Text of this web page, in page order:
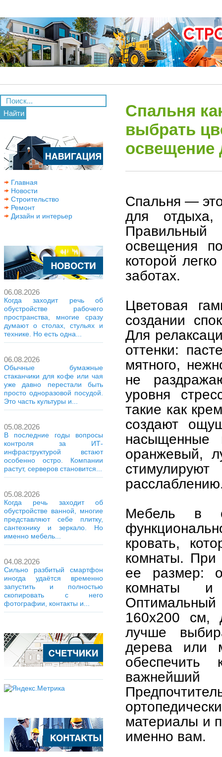
Найти
Главная
Новости
Строительство
Ремонт
Дизайн и интерьер
06.08.2026
Когда заходит речь об
обустройстве рабочего
пространства, многие сразу
думают о столах, стульях и
технике. Но есть одна...
06.08.2026
Обычные бумажные
стаканчики для кофе или чая
уже давно перестали быть
просто одноразовой посудой.
Это часть культуры и...
05.08.2026
В последние годы вопросы
контроля за ИТ-
инфраструктурой встают
особенно остро. Компании
растут, серверов становится...
05.08.2026
Когда речь заходит об
обустройстве ванной, многие
представляют себе плитку,
сантехнику и зеркало. Но
именно мебель...
04.08.2026
Сильно разбитый смартфон
иногда удаётся временно
запустить и полностью
скопировать с него
фотографии, контакты и...
Спальня
выбрать
освещение
Спальня —
для отдыха,
освещения
которой
заботах.
Цветовая
создании
Для
оттенки:
мятного,
не
уровня
такие как
создают
насыщенные
оранжевый,
Мебель в
кровать,
комнаты. При
ее размер:
комнаты и
160х200 см,
лучше
дерева или
материалы и
именно вам.